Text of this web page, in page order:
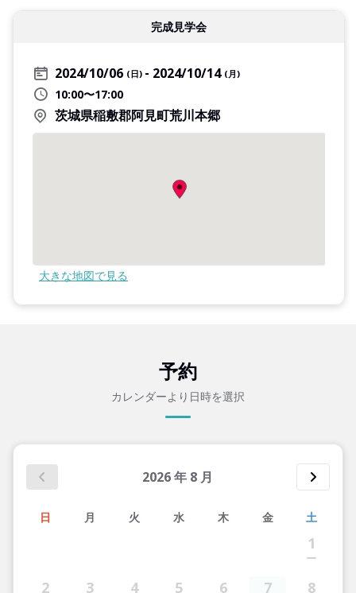
完成見学会
2024/10/06 (日) 2024/10/14 (月)
10:00〜17:00
茨城県稲敷郡阿見町荒川本郷
大きな地図で見る
予約
カレンダーより日時を選択
2026年 8 月
日 月 火 水 木 金 土
1
2 3 4 5 6 7 8